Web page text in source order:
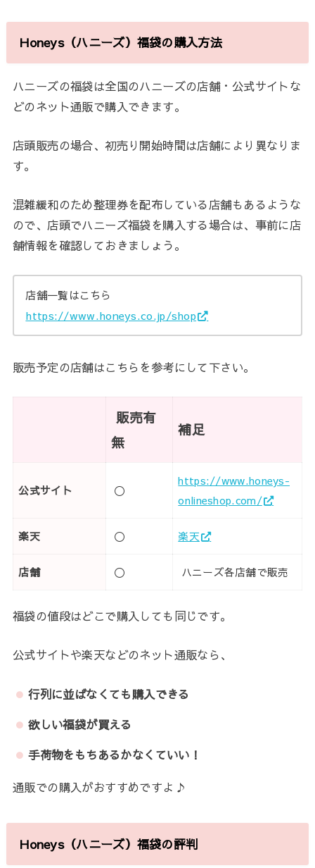
Honeys（ハニーズ）福袋の購入方法
ハニーズの福袋は全国のハニーズの店舗・公式サイトな
どのネット通販で購入できます。
店頭販売の場合、初売り開始時間は店舗により異なりま
す。
混雑緩和のため整理券を配布している店舗もあるような
ので、店頭でハニーズ福袋を購入する場合は、事前に店
舗情報を確認しておきましょう。
店舗一覧はこちら
https://www.honeys.co.jp/shop
販売予定の店舗はこちらを参考にして下さい。
販売有
無
補足
公式サイト 〇
https://www.honeys-
onlineshop.com/
楽天 〇 楽天
店舗 〇 ハニーズ各店舗で販売
福袋の値段はどこで購入しても同じです。
公式サイトや楽天などのネット通販なら、
行列に並ばなくても購入できる
欲しい福袋が買える
手荷物をもちあるかなくていい！
通販での購入がおすすめですよ♪
Honeys（ハニーズ）福袋の評判